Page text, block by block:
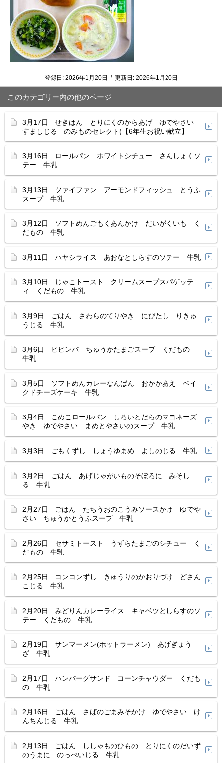
登録日: 2026年1月20日 / 更新日: 2026年1月20日
このカテゴリー内の他のページ
3月17日 せきはん とりにくのからあげ ゆでやさい
すましじる のみものセレクト(【6年生お祝い献立】
3月16日 ロールパン ホワイトシチュー さんしょくソ
テー 牛乳
3月13日 ツァイファン アーモンドフィッシュ とうふ
スープ 牛乳
3月12日 ソフトめんごもくあんかけ だいがくいも く
だもの 牛乳
3月11日 ハヤシライス あおなとしらすのソテー 牛乳
3月10日 じゃこトースト クリームスープスパゲッテ
ィ くだもの 牛乳
3月9日 ごはん さわらのてりやき にびたし りきゅ
うじる 牛乳
3月6日 ビビンバ ちゅうかたまごスープ くだもの
牛乳
3月5日 ソフトめんカレーなんばん おかかあえ ベイ
クドチーズケーキ 牛乳
3月4日 こめこロールパン しろいとだらのマヨネーズ
やき ゆでやさい まめとやさいのスープ 牛乳
3月3日 ごもくずし しょうゆまめ よしのじる 牛乳
3月2日 ごはん あげじゃがいものそぼろに みそし
る 牛乳
2月27日 ごはん たちうおのこうみソースかけ ゆでや
さい ちゅうかとうふスープ 牛乳
2月26日 セサミトースト うずらたまごのシチュー く
だもの 牛乳
2月25日 コンコンずし きゅうりのかおりづけ どさん
こじる 牛乳
2月20日 みどりんカレーライス キャベツとしらすのソ
テー くだもの 牛乳
2月19日 サンマーメン(ホットラーメン) あげぎょう
ざ 牛乳
2月17日 ハンバーグサンド コーンチャウダー くだも
の 牛乳
2月16日 ごはん さばのごまみそかけ ゆでやさい け
んちんじる 牛乳
2月13日 ごはん ししゃものひもの とりにくのだいず
のうまに のっぺいじる 牛乳